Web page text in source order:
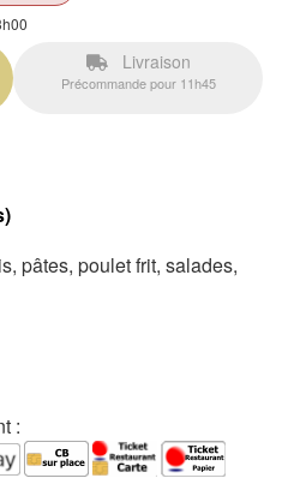
Livraison
Précommande pour 11h45
pâtes, poulet frit, salades,
: